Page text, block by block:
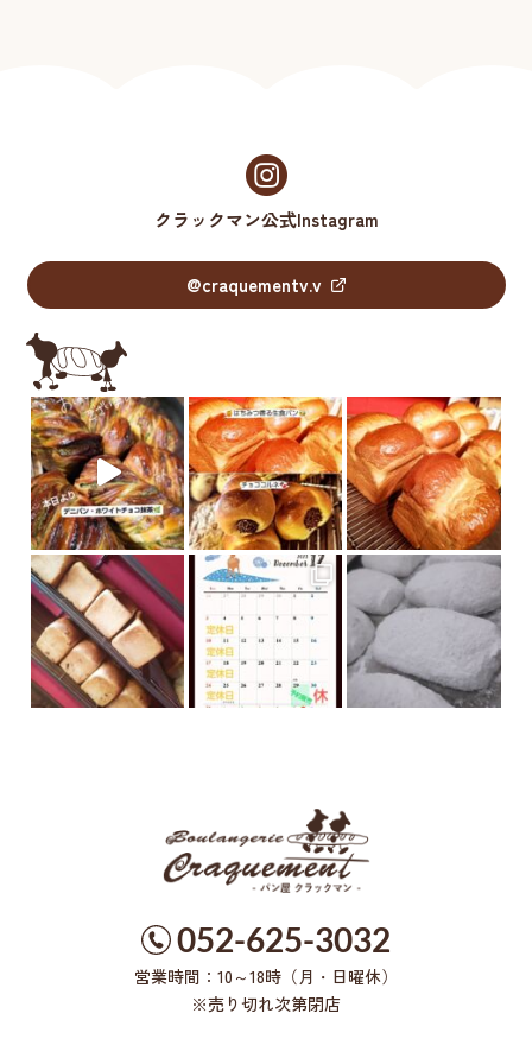
クラックマン公式Instagram
@craquementv.v
052-625-3032
営業時間：10～18時（月・日曜休）
※売り切れ次第閉店